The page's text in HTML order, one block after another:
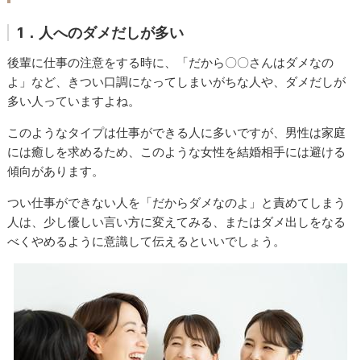
1．人へのダメだしが多い
後輩に仕事の注意をする時に、「だから〇〇さんはダメなの
よ」など、きつい口調になってしまいがちな人や、ダメだしが
多い人っていますよね。
このようなタイプは仕事ができる人に多いですが、男性は家庭
には癒しを求めるため、このような女性を結婚相手には避ける
傾向があります。
つい仕事ができない人を「だからダメなのよ」と責めてしまう
人は、少し優しい言い方に変えてみる、またはダメ出しをなる
べくやめるように意識して伝えるといいでしょう。